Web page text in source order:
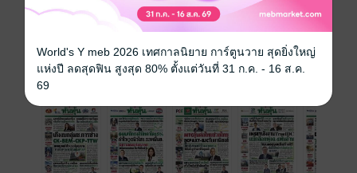
ความยาว
ฉบับย้อนหลัง
World's Y meb 2026 เทศกาลนิยาย การ์ตูนวาย สุดยิ่งใหญ่
แห่งปี ลดสุดฟิน สูงสุด 80% ตั้งแต่วันที่ 31 ก.ค. - 16 ส.ค.
69